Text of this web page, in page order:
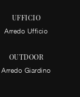
UFFICIO
Arredo Ufficio
OUTDOOR
Arredo Giardino